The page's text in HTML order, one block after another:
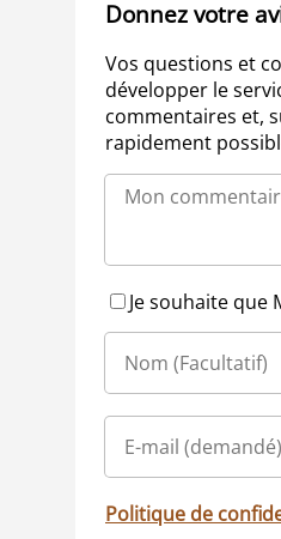
Donnez votre
Vos questions et
développer le
commentaires et,
rapidement
Je souhaite que
Politique de